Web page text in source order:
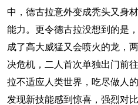
中，德古拉意外变成秃头又身
能力。更令德古拉没想到的是
成了高大威猛又会喷火的龙，
决危机，二人首次单独出门前
拉不适应人类世界，吃尽做人
发现新技能感到惊喜，强烈对